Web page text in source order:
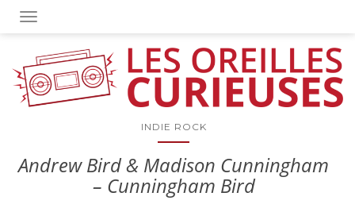
OUVRIR/FERMER LA NAVIGATION
INDIE ROCK
Andrew Bird & Madison Cunningham
– Cunningham Bird